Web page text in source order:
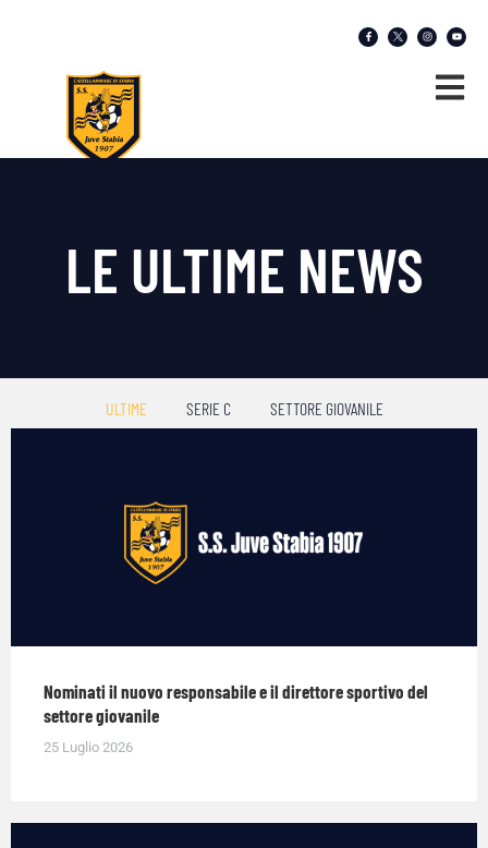
LE ULTIME NEWS
ULTIME SERIE C SETTORE GIOVANILE
Nominati il nuovo responsabile e il direttore sportivo del
settore giovanile
25 Luglio 2026